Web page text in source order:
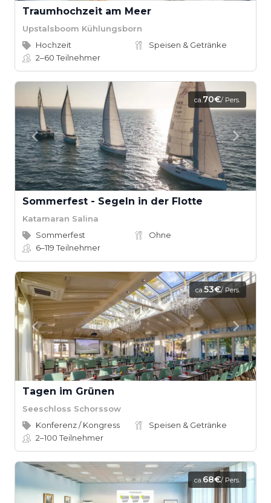
Traumhochzeit am Meer
Upstalsboom Kühlungsborn
Hochzeit
Speisen & Getränke
2–60Teilnehmer
ca.70€/ Pers.
Sommerfest - Segeln in der Flotte
Katamaran Salina
Sommerfest
Ohne
6–119Teilnehmer
ca.53€/ Pers.
Tagen im Grünen
Seeschloss Schorssow
Konferenz / Kongress
Speisen & Getränke
2–100Teilnehmer
ca.68€/ Pers.